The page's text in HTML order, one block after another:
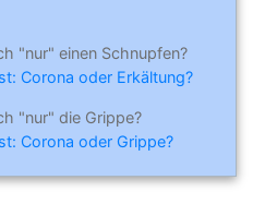
"nur" einen Schnupfen?
Corona oder Erkältung?
"nur" die Grippe?
Corona oder Grippe?